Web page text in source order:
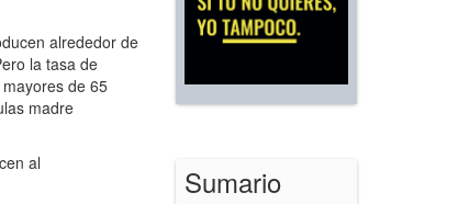
alrededor de
la tasa de
de 65
madre
al
Sumario